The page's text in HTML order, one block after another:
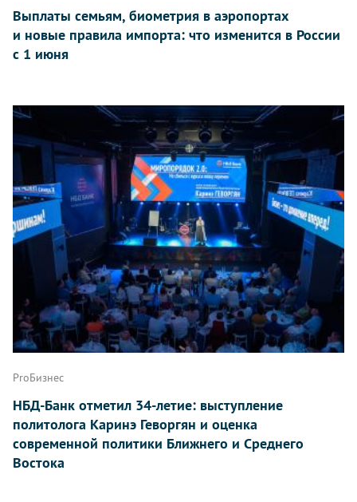
Выплаты семьям, биометрия в аэропортах
и новые правила импорта: что изменится в России
с 1 июня
ProБизнес
НБД-Банк отметил 34-летие: выступление
политолога Каринэ Геворгян и оценка
современной политики Ближнего и Среднего
Востока